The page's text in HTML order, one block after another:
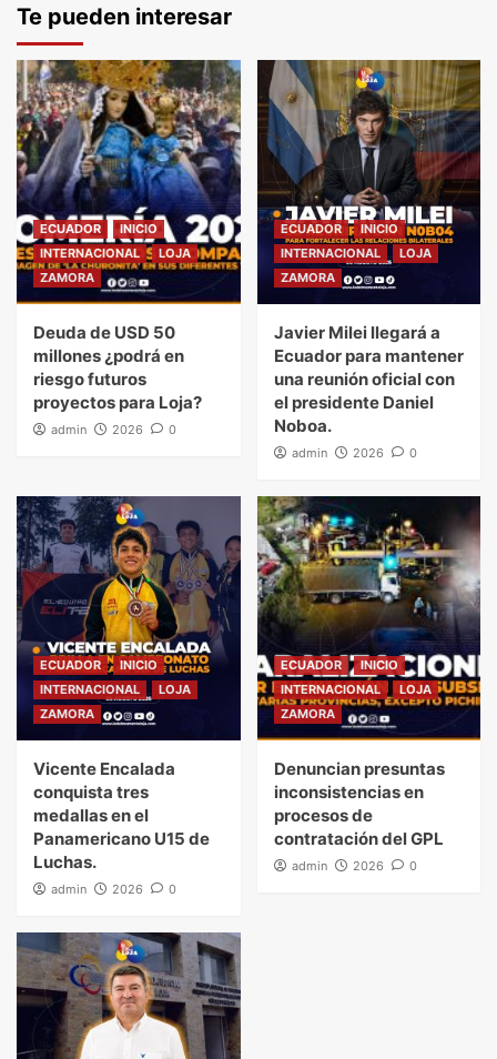
Te pueden interesar
ECUADOR
INICIO
INTERNACIONAL
LOJA
ZAMORA
Deuda de USD 50
millones ¿podrá en
riesgo futuros
proyectos para Loja?
admin 2026 0
ECUADOR
INICIO
INTERNACIONAL
LOJA
ZAMORA
Javier Milei llegará a
Ecuador para mantener
una reunión oficial con
el presidente Daniel
Noboa.
admin 2026 0
ECUADOR
INICIO
INTERNACIONAL
LOJA
ZAMORA
Vicente Encalada
conquista tres
medallas en el
Panamericano U15 de
Luchas.
admin 2026 0
ECUADOR
INICIO
INTERNACIONAL
LOJA
ZAMORA
Denuncian presuntas
inconsistencias en
procesos de
contratación del GPL
admin 2026 0